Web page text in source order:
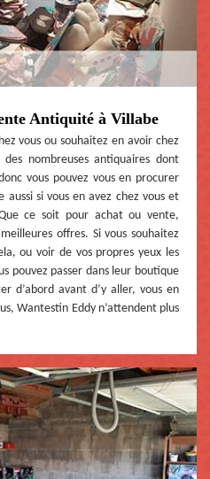
Antiquité à Villabe
vous ou souhaitez en avoir chez
nombreuses antiquaires dont
vous pouvez vous en procurer
si vous en avez chez vous et
ce soit pour achat ou vente,
offres. Si vous souhaitez
ou voir de vos propres yeux les
pouvez passer dans leur boutique
d’abord avant d’y aller, vous en
Wantestin Eddy n’attendent plus